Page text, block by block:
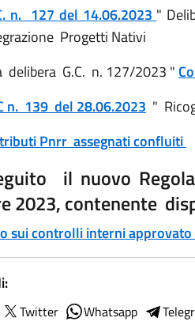
n. 127 del 14.06.2023 "
Progetti Nativi
delibera G.C. n. 127/2023 "
n. 139 del 28.06.2023 "
Pnrr assegnati confluiti
il nuovo
2023, contenente
sui controlli interni
Twitter Whatsapp